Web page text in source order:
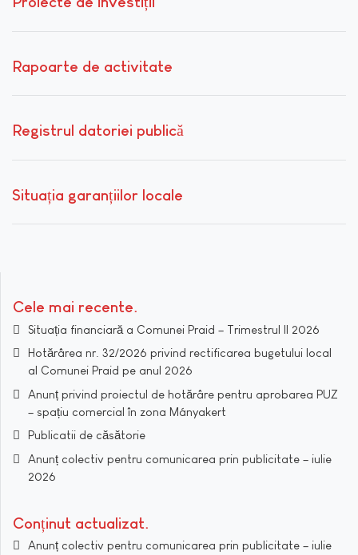
Rapoarte de activitate
Registrul datoriei publică
Situația garanțiilor locale
Cele mai recente
Situația financiară a Comunei Praid – Trimestrul II 2026
Hotărârea nr. 32/2026 privind rectificarea bugetului local
al Comunei Praid pe anul 2026
Anunț privind proiectul de hotărâre pentru aprobarea PUZ
– spațiu comercial în zona Mányakert
Publicatii de căsătorie
Anunț colectiv pentru comunicarea prin publicitate – iulie
2026
Conținut actualizat
Anunț colectiv pentru comunicarea prin publicitate – iulie